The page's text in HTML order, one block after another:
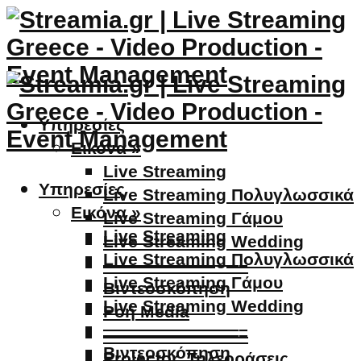
Υπηρεσίες
Εικόνα »
Live Streaming
Live Streaming Πολυγλωσσικά
Live Streaming Γάμου
Live Streaming Wedding
————————–
Βιντεοσκόπηση
Ροή Media
————————–
Υπηρεσίες
Εικόνα »
Live Streaming
Live Streaming Πολυγλωσσικά
Live Streaming Γάμου
Live Streaming Wedding
————————–
Βιντεοσκόπηση